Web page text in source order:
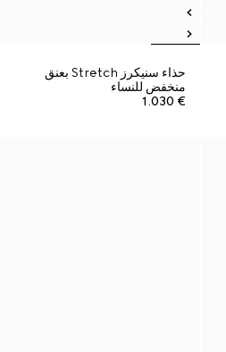
حذاء سنيكرز Stretch بعنق
منخفض للنساء
€ 1.030